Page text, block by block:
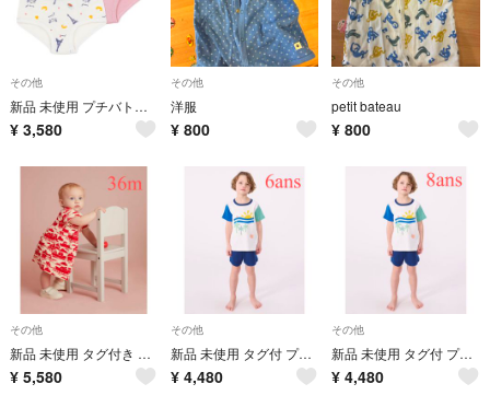
その他
新品 未使用 プチバトー ハイウェスト ショーツ パリ ドット 3枚組 8ans
¥ 3,580
その他
洋服
¥ 800
その他
petit bateau
¥ 800
その他
新品 未使用 タグ付き プチバトー スウェット 半袖 ワンピース 36m
¥ 5,580
その他
新品 未使用 タグ付 プチバトー オーガニック 半袖 パジャマ ビーチ 6ans
¥ 4,480
その他
新品 未使用 タグ付 プチバトー オーガニック 半袖 パジャマ ビーチ 8ans
¥ 4,480